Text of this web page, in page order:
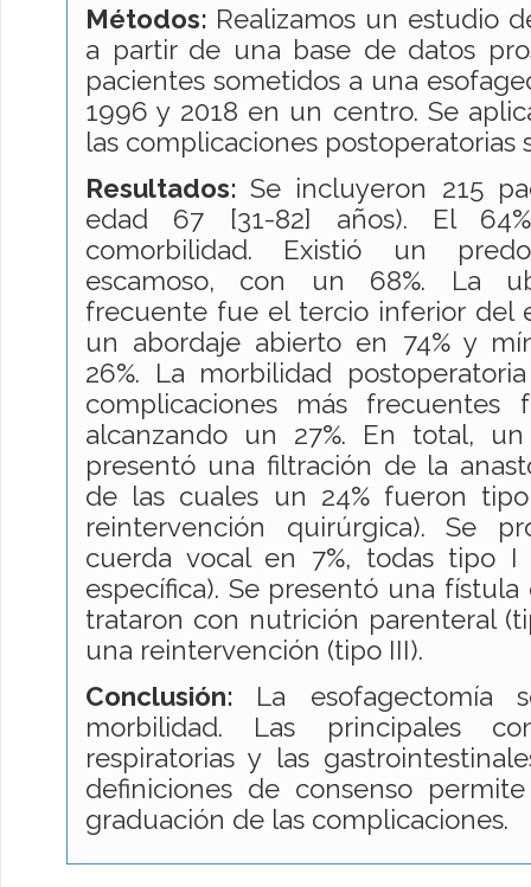
Métodos: Realizamos un estudio
a partir de una base de datos
pacientes sometidos a una
1996 y 2018 en un centro. Se
las complicaciones postoperatorias
Resultados:Se incluyeron 215
edad 67 [31-82] años). El
comorbilidad. Existió un
escamoso, con un 68%. La
frecuente fue el tercio inferior del
un abordaje abierto en 74% y
26%. La morbilidad
complicaciones más frecuentes
alcanzando un 27%. En total,
presentó una filtración de la
de las cuales un 24% fueron
reintervención quirúrgica). Se
cuerda vocal en 7%, todas tipo I
específica). Se presentó una fístula
trataron con nutrición parenteral
una reintervención (tipo III).
Conclusión: La
morbilidad. Las principales
respiratorias y las
definiciones de consenso
graduación de las complicaciones.